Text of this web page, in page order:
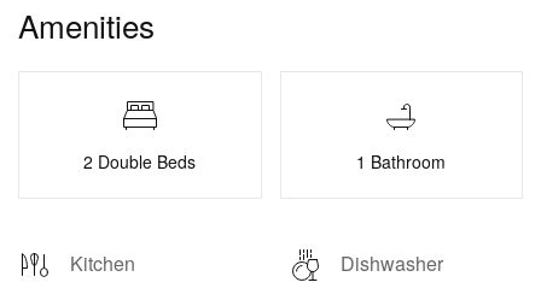
Amenities
2 Double Beds 1 Bathroom
Kitchen
Dishwasher